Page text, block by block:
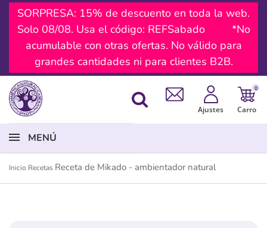
SORPRESA: 15% de descuento en toda la web.
Solo 08/08. Usa el código: REFSabado *No
acumulable con otras ofertas. No válido para
grandes cantidades ni para clientes B2B.
Ajustes
0
Carro
MENÚ
Inicio Recetas Receta de Mikado - ambientador natural